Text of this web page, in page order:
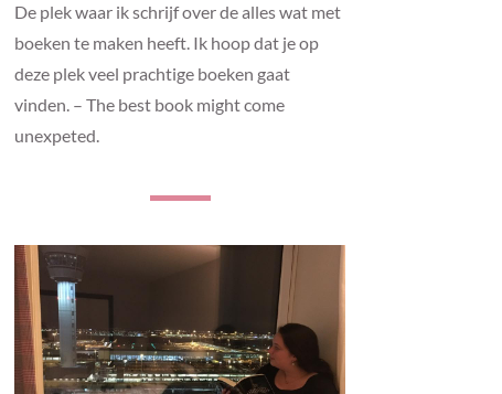
De plek waar ik schrijf over de alles wat met
boeken te maken heeft. Ik hoop dat je op
deze plek veel prachtige boeken gaat
vinden. – The best book might come
unexpeted.